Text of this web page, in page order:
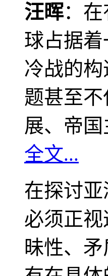
汪晖：
球占据
冷战的
题甚至
展、帝
全文...
在探讨
必须正
昧性、